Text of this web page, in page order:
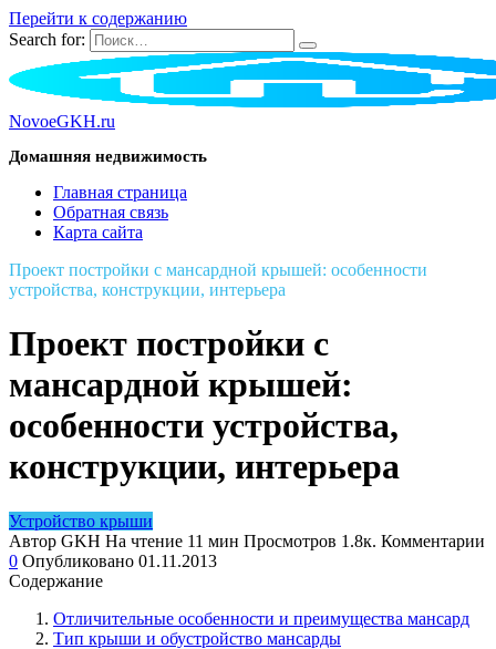
Перейти к содержанию
Search for:
NovoeGKH.ru
Домашняя недвижимость
Главная страница
Обратная связь
Карта сайта
Проект постройки с мансардной крышей: особенности
устройства, конструкции, интерьера
Проект постройки с
мансардной крышей:
особенности устройства,
конструкции, интерьера
Устройство крыши
Автор GKH На чтение 11 мин Просмотров 1.8к. Комментарии
0 Опубликовано 01.11.2013
Содержание
Отличительные особенности и преимущества мансард
Тип крыши и обустройство мансарды